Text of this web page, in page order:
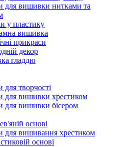
для вишивки нитками та
у пластику
вишивка
прикраси
декор
гладдю
для творчості
для вишивки хрестиком
для вишивки бісером
основі
для вишивання хрестиком
основі